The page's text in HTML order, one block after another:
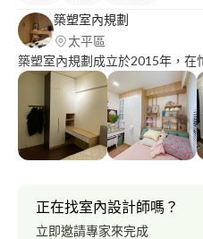
築塑室內規劃
太平區
築塑室內規劃成立於2015年，在
正在找室內設計師嗎？
立即邀請專家來完成